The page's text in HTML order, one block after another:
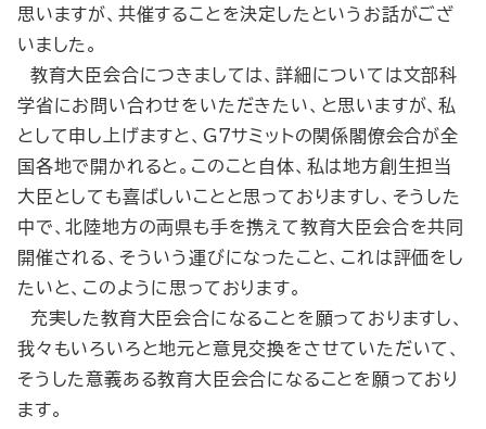
思いますが、共催することを決定したというお話がござ
いました。
教育大臣会合につきましては、詳細については文部科
学省にお問い合わせをいただきたい、と思いますが、私
として申し上げますと、G7サミットの関係閣僚会合が全
国各地で開かれると。このこと自体、私は地方創生担当
大臣としても喜ばしいことと思っておりますし、そうした
中で、北陸地方の両県も手を携えて教育大臣会合を共同
開催される、そういう運びになったこと、これは評価をし
たいと、このように思っております。
充実した教育大臣会合になることを願っておりますし、
我々もいろいろと地元と意見交換をさせていただいて、
そうした意義ある教育大臣会合になることを願っており
ます。